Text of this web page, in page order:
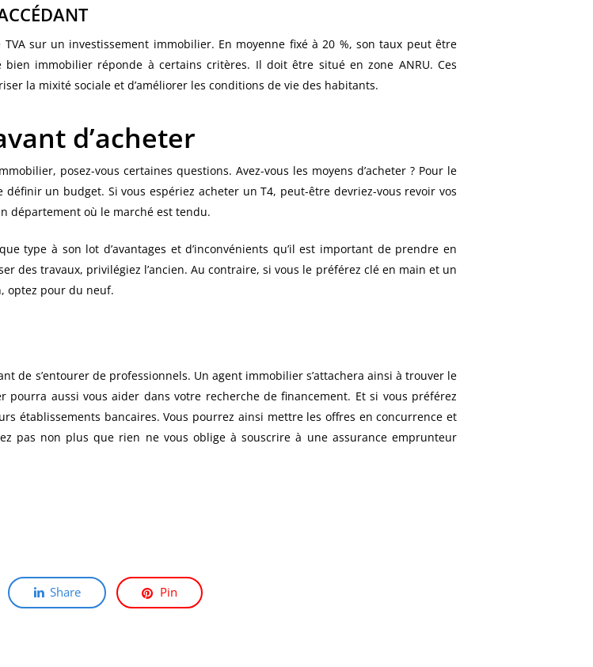
sur un investissement immobilier. En moyenne fixé à 20 %, son taux peut être
immobilier réponde à certains critères. Il doit être situé en zone ANRU. Ces
la mixité sociale et d’améliorer les conditions de vie des habitants.
d’acheter
posez-vous certaines questions. Avez-vous les moyens d’acheter ? Pour le
un budget. Si vous espériez acheter un T4, peut-être devriez-vous revoir vos
département où le marché est tendu.
type à son lot d’avantages et d’inconvénients qu’il est important de prendre en
des travaux, privilégiez l’ancien. Au contraire, si vous le préférez clé en main et un
optez pour du neuf.
de s’entourer de professionnels. Un agent immobilier s’attachera ainsi à trouver le
aussi vous aider dans votre recherche de financement. Et si vous préférez
établissements bancaires. Vous pourrez ainsi mettre les offres en concurrence et
pas non plus que rien ne vous oblige à souscrire à une assurance emprunteur
Share Pin